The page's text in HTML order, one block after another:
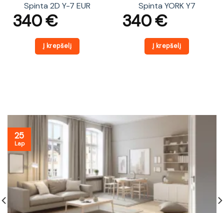
Spinta 2D Y-7 EUR
340€
Į krepšelį
Spinta YORK Y7
340€
Į krepšelį
25
Lap